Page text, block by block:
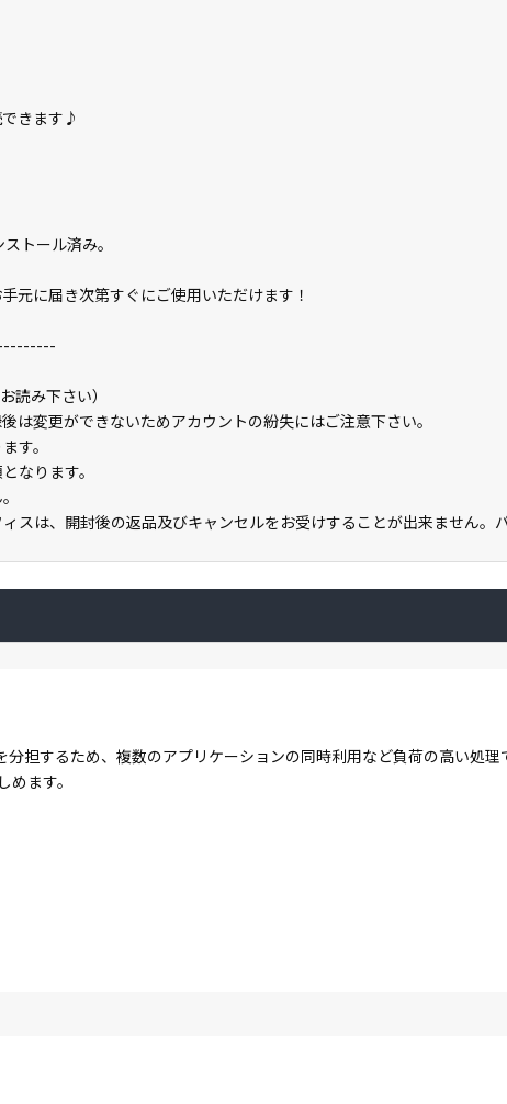
きます♪
トール済み。
元に届き次第すぐにご使用いただけます！
読み下さい）
は変更ができないためアカウントの紛失にはご注意下さい。
す。
なります。
は、開封後の返品及びキャンセルをお受けすることが出来ません。
担するため、複数のアプリケーションの同時利用など負荷の高い処理
ます。